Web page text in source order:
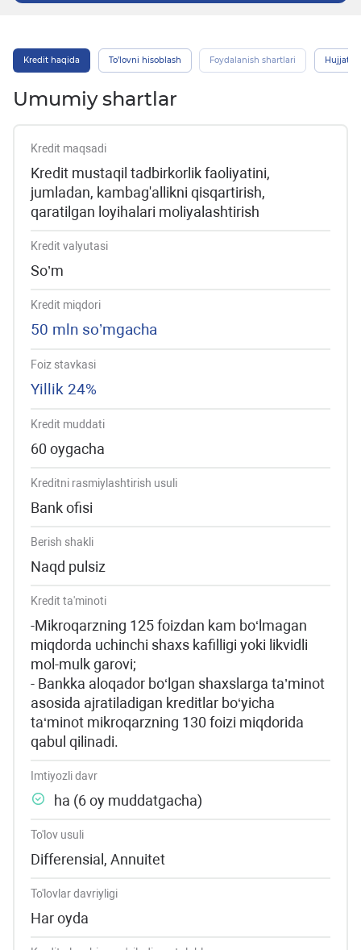
Kredit haqida To’lovni hisoblash Foydalanish shartlari Hujjatlar
Umumiy shartlar
Kredit maqsadi
Kredit mustaqil tadbirkorlik faoliyatini,
jumladan, kambag'allikni qisqartirish,
qaratilgan loyihalari moliyalashtirish
Kredit valyutasi
So’m
Kredit miqdori
50 mln so’mgacha
Foiz stavkasi
Yillik 24%
Kredit muddati
60 oygacha
Kreditni rasmiylashtirish usuli
Bank ofisi
Berish shakli
Naqd pulsiz
Kredit ta'minoti
-Mikroqarzning 125 foizdan kam bo‘lmagan
miqdorda uchinchi shaxs kafilligi yoki likvidli
mol-mulk garovi;
- Bankka aloqador bo‘lgan shaxslarga ta’minot
asosida ajratiladigan kreditlar bo‘yicha
ta‘minot mikroqarzning 130 foizi miqdorida
qabul qilinadi.
Imtiyozli davr
ha (6 oy muddatgacha)
To'lov usuli
Differensial, Annuitet
To'lovlar davriyligi
Har oyda